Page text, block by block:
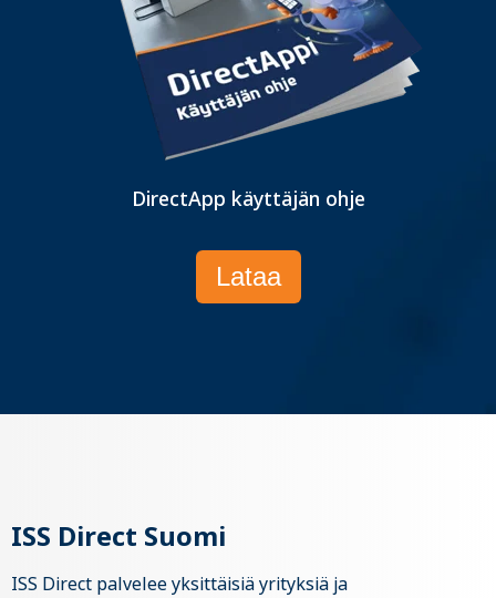
DirectApp käyttäjän ohje
Lataa
ISS Direct Suomi
ISS Direct palvelee yksittäisiä yrityksiä ja